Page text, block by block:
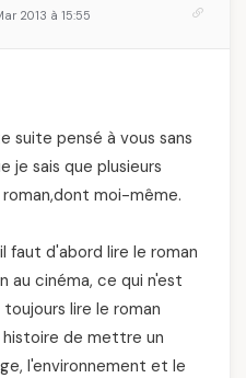
2013 à 15:55
suite pensé à vous sans
je sais que plusieurs
moi-même.
faut d'abord lire le roman
au cinéma, ce qui n'est
lire le roman
de mettre un
l'environnement et le